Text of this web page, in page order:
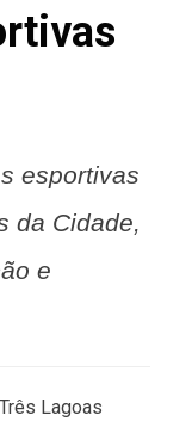
esportivas
da Cidade,
e
Lagoas